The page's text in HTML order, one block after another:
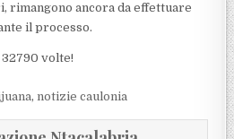
rimangono ancora da effettuare
il processo.
volte!
,notizie caulonia